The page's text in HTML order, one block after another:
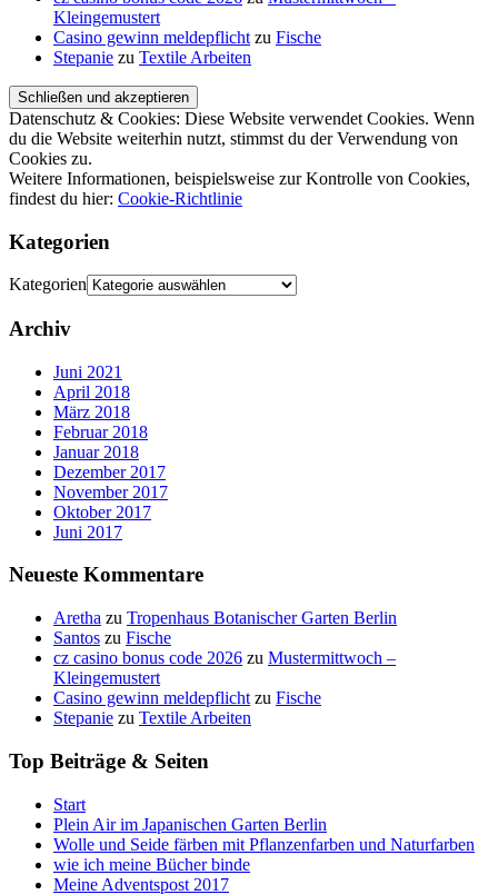
Kleingemustert
Casino gewinn meldepflicht zu Fische
Stepanie zu Textile Arbeiten
Datenschutz & Cookies: Diese Website verwendet Cookies. Wenn
du die Website weiterhin nutzt, stimmst du der Verwendung von
Cookies zu.
Weitere Informationen, beispielsweise zur Kontrolle von Cookies,
findest du hier: Cookie-Richtlinie
Kategorien
Kategorien
Archiv
Juni 2021
April 2018
März 2018
Februar 2018
Januar 2018
Dezember 2017
November 2017
Oktober 2017
Juni 2017
Neueste Kommentare
Aretha zu Tropenhaus Botanischer Garten Berlin
Santos zu Fische
cz casino bonus code 2026 zu Mustermittwoch –
Kleingemustert
Casino gewinn meldepflicht zu Fische
Stepanie zu Textile Arbeiten
Top Beiträge & Seiten
Start
Plein Air im Japanischen Garten Berlin
Wolle und Seide färben mit Pflanzenfarben und Naturfarben
wie ich meine Bücher binde
Meine Adventspost 2017